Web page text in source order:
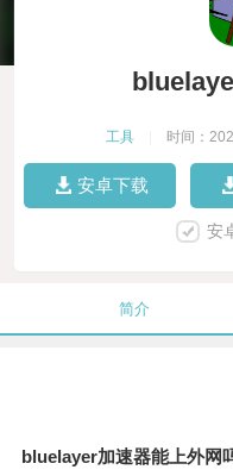
工具 时间：
安卓下载
安
简介
bluelayer加速器能上外网